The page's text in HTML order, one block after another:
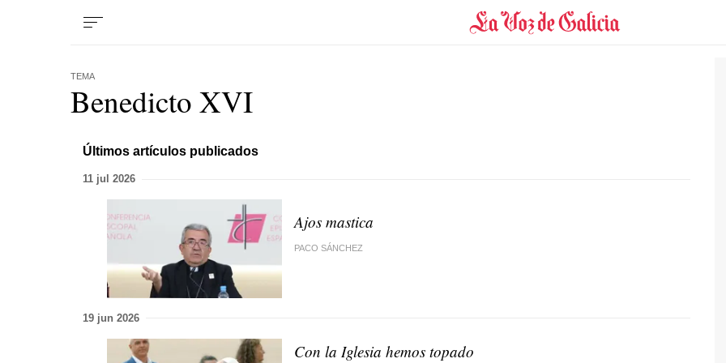
TEMA
Benedicto XVI
Últimos artículos publicados
11 jul 2026
Ajos mastica
PACO SÁNCHEZ
19 jun 2026
Con la Iglesia hemos topado